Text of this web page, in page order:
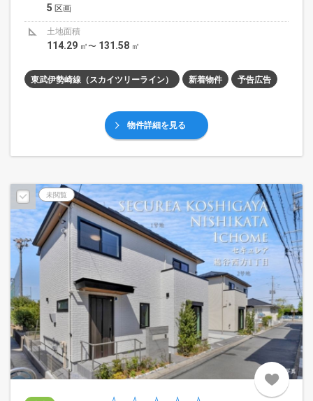
5 区画
土地面積
114.29 ㎡〜 131.58 ㎡
東武伊勢崎線（スカイツリーライン） 新着物件 予告広告
物件詳細を見る
未閲覧